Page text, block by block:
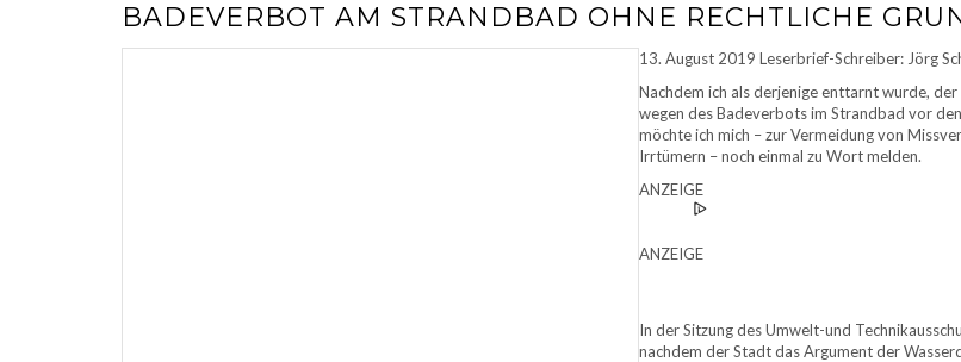
BADEVERBOT AM STRANDBAD OHNE RECHTLICHE
13. August 2019 Leserbrief-Schreiber: Jörg
Nachdem ich als derjenige enttarnt wurde,
wegen des Badeverbots im Strandbad vor
möchte ich mich – zur Vermeidung von
Irrtümern – noch einmal zu Wort melden.
ANZEIGE
ANZEIGE
In der Sitzung des Umwelt-und
nachdem der Stadt das Argument der